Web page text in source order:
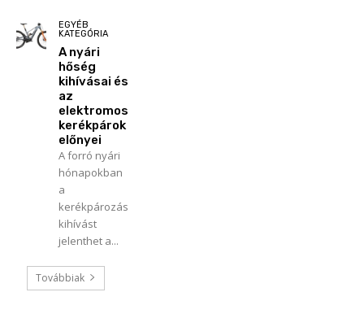
EGYÉB
KATEGÓRIA
A nyári
hőség
kihívásai és
az
elektromos
kerékpárok
előnyei
A forró nyári
hónapokban
a
kerékpározás
kihívást
jelenthet a...
Továbbiak